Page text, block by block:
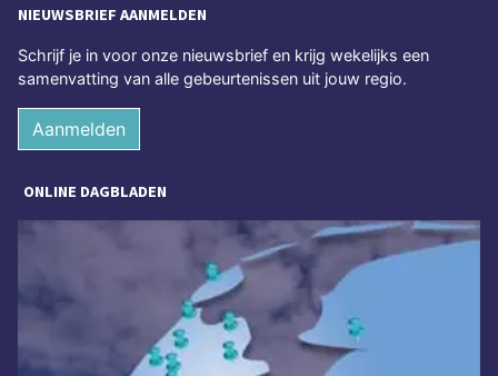
NIEUWSBRIEF AANMELDEN
Schrijf je in voor onze nieuwsbrief en krijg wekelijks een
samenvatting van alle gebeurtenissen uit jouw regio.
Aanmelden
ONLINE DAGBLADEN